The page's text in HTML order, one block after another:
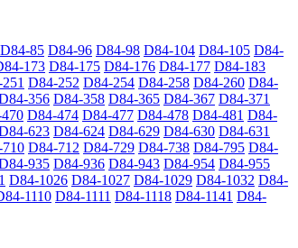
D84-85 D84-96 D84-98 D84-104 D84-105 D84-
173 D84-175 D84-176 D84-177 D84-183
D84-252 D84-254 D84-258 D84-260 D84-
356 D84-358 D84-365 D84-367 D84-371
D84-474 D84-477 D84-478 D84-481 D84-
623 D84-624 D84-629 D84-630 D84-631
D84-712 D84-729 D84-738 D84-795 D84-
935 D84-936 D84-943 D84-954 D84-955
D84-1026 D84-1027 D84-1029 D84-1032 D84-
1110 D84-1111 D84-1118 D84-1141 D84-